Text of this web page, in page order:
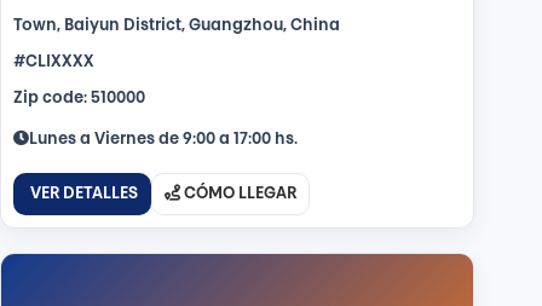
Town, Baiyun District, Guangzhou, China
#CLIXXXX
Zip code: 510000
Lunes a Viernes de 9:00 a 17:00 hs.
VER DETALLES CÓMO LLEGAR